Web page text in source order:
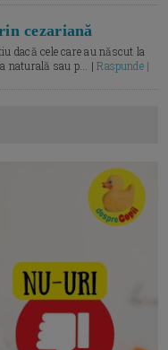
cezariană
dacă cele care au născut la
naturală sau p... |Raspunde |